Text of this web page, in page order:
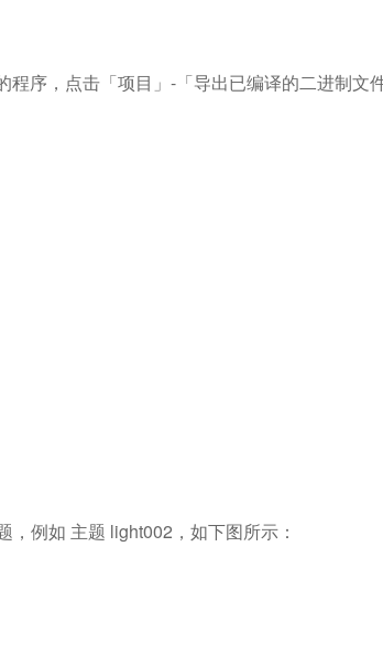
序，点击「项目」-「导出已编译的二进制文
，例如 主题 light002，如下图所示：